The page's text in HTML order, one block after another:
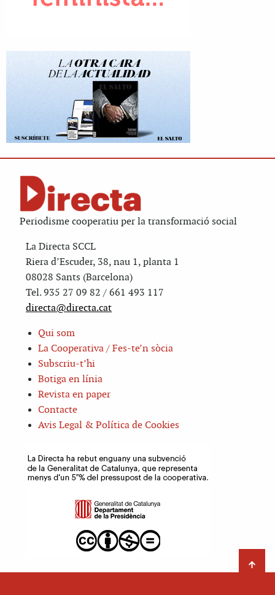
Periodisme cooperatiu per la transformació social
La Directa SCCL
Riera d’Escuder, 38, nau 1, planta 1
08028 Sants (Barcelona)
Tel. 935 27 09 82 / 661 493 117
directa@directa.cat
Qui som
La Cooperativa / Fes-te’n sòcia
Subscriu-t’hi
Botiga en línia
Revista en paper
Contacte
Avis Legal & Política de Cookies